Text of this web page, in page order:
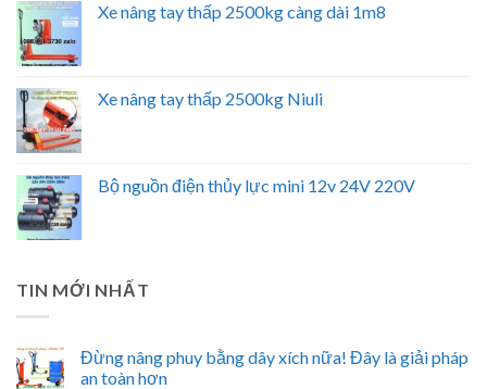
Xe nâng tay thấp 2500kg càng dài 1m8
Xe nâng tay thấp 2500kg Niuli
Bộ nguồn điện thủy lực mini 12v 24V 220V
TIN MỚI NHẤT
Đừng nâng phuy bằng dây xích nữa! Đây là giải pháp
an toàn hơn